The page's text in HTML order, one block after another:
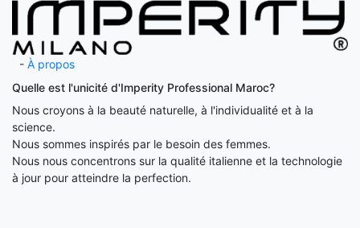
- À propos
Quelle est l'unicité d'Imperity Professional Maroc?
Nous croyons à la beauté naturelle, à l'individualité et à la
science.
Nous sommes inspirés par le besoin des femmes.
Nous nous concentrons sur la qualité italienne et la technologie
à jour pour atteindre la perfection.